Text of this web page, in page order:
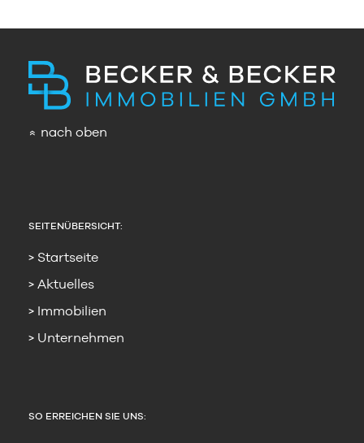
» nach oben
SEITENÜBERSICHT:
Startseite
Aktuelles
Immobilien
Unternehmen
SO ERREICHEN SIE UNS: